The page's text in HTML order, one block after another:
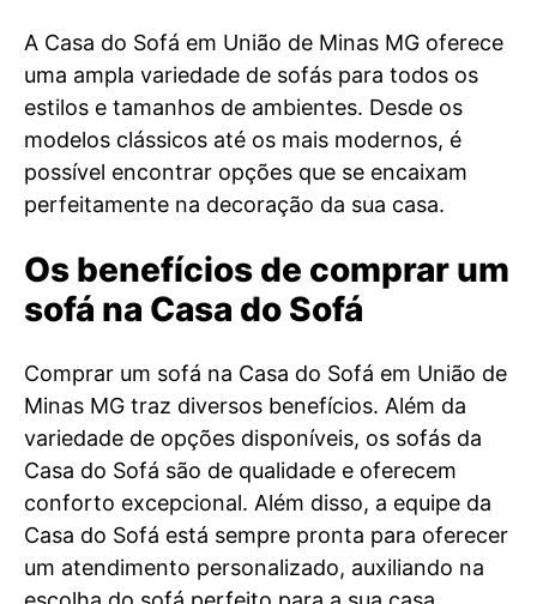
A Casa do Sofá em União de Minas MG oferece
uma ampla variedade de sofás para todos os
estilos e tamanhos de ambientes. Desde os
modelos clássicos até os mais modernos, é
possível encontrar opções que se encaixam
perfeitamente na decoração da sua casa.
Os benefícios de comprar um
sofá na Casa do Sofá
Comprar um sofá na Casa do Sofá em União de
Minas MG traz diversos benefícios. Além da
variedade de opções disponíveis, os sofás da
Casa do Sofá são de qualidade e oferecem
conforto excepcional. Além disso, a equipe da
Casa do Sofá está sempre pronta para oferecer
um atendimento personalizado, auxiliando na